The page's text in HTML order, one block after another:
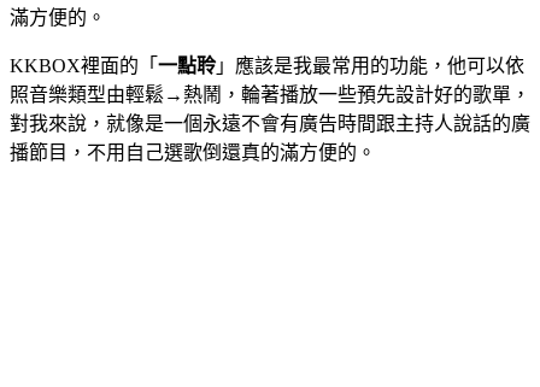
滿方便的。
KKBOX裡面的「 一點聆」應該是我最常用的功能，他可以依
照音樂類型由輕鬆→熱鬧，輪著播放一些預先設計好的歌單，
對我來說，就像是一個永遠不會有廣告時間跟主持人說話的廣
播節目，不用自己選歌倒還真的滿方便的。